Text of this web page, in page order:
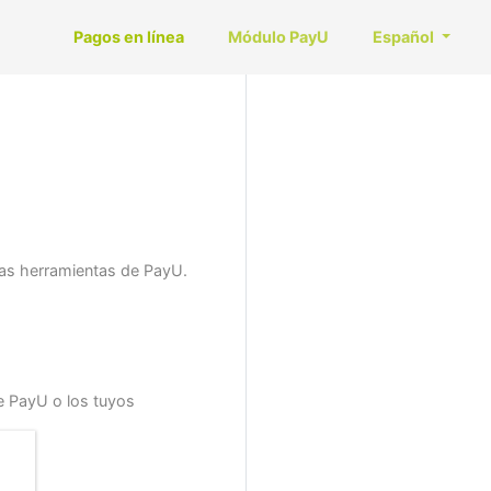
Pagos en línea Módulo PayU Español
herramientas de PayU.
PayU o los tuyos